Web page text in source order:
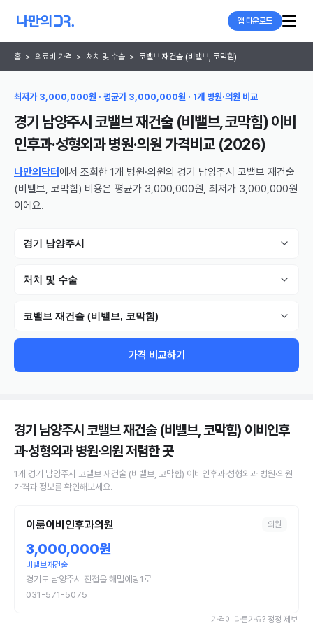
앱 다운로드
홈 > 의료비 가격 > 처치 및 수술 > 코밸브 재건술 (비밸브, 코막힘)
최저가 3,000,000원 · 평균가 3,000,000원 · 1개 병원·의원 비교
경기 남양주시 코밸브 재건술 (비밸브, 코막힘) 이비
인후과·성형외과 병원·의원가격비교 (2026)
나만의닥터 에서 조회한 1개 병원·의원의 경기 남양주시 코밸브 재건술
(비밸브, 코막힘) 비용은 평균가 3,000,000원, 최저가 3,000,000원
이에요.
경기 남양주시
처치 및 수술
코밸브 재건술 (비밸브, 코막힘)
가격 비교하기
경기 남양주시 코밸브 재건술 (비밸브, 코막힘) 이비인후
과·성형외과 병원·의원저렴한 곳
1개 경기 남양주시 코밸브 재건술 (비밸브, 코막힘) 이비인후과·성형외과 병원·의원
가격과 정보를 확인해보세요.
이룸이비인후과의원 의원
3,000,000원
비밸브재건술
경기도 남양주시 진접읍 해밀예당1로
031-571-5075
가격이 다른가요? 정정 제보